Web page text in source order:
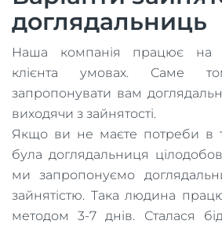
доглядальниць
Наша компанія працює на
клієнта умовах. Саме
запропонувати вам
виходячи з зайнятості.
Якщо ви не маєте потреби в
була доглядальниця
ми запропонуємо
зайнятістю. Така людина
методом 3-7 днів. Сталася